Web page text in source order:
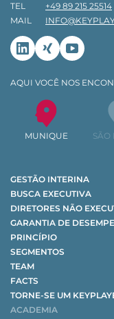
TEL
+49 89 215 25514
MAIL
Linkedin
Xing Youtube
AQUI VOCÊ NOS
MUNIQUE SÃO
GESTÃO INTERINA
BUSCA EXECUTIVA
DIRETORES NÃO
GARANTIA DE
PRINCÍPIO
SEGMENTOS
TEAM
FACTS
TORNE-SE UM
ACADEMIA